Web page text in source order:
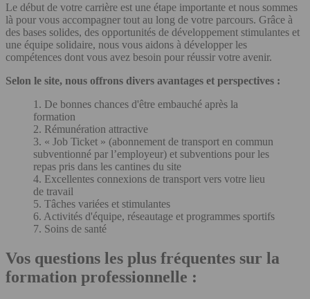
Le début de votre carrière est une étape importante et nous sommes
là pour vous accompagner tout au long de votre parcours. Grâce à
des bases solides, des opportunités de développement stimulantes et
une équipe solidaire, nous vous aidons à développer les
compétences dont vous avez besoin pour réussir votre avenir.
Selon le site, nous offrons divers avantages et perspectives :
1. De bonnes chances d'être embauché après la
formation
2. Rémunération attractive
3. « Job Ticket » (abonnement de transport en commun
subventionné par l’employeur) et subventions pour les
repas pris dans les cantines du site
4. Excellentes connexions de transport vers votre lieu
de travail
5. Tâches variées et stimulantes
6. Activités d'équipe, réseautage et programmes sportifs
7. Soins de santé
Vos questions les plus fréquentes sur la
formation professionnelle :